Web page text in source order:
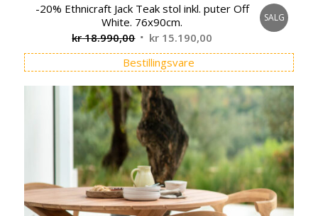
-20% Ethnicraft Jack Teak stol inkl. puter Off
White. 76x90cm.
kr18.990,00 Opprinnelig
pris
var:
kr 18.990,00.
kr 15.190,00 Nåværende
pris
er:
kr 15.190,00.
SALG
Bestillingsvare